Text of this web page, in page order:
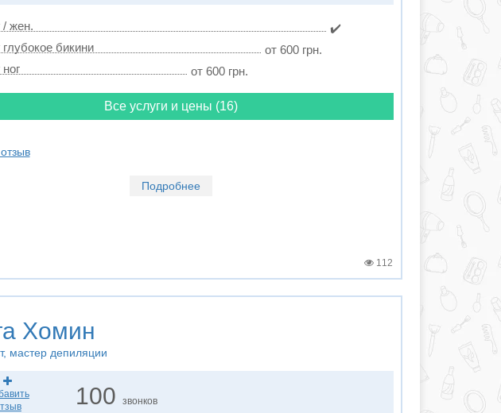
/ жен.
✔️
бикини
от 600 грн.
от 600 грн.
Все услуги и цены (16)
Подробнее
112
Хомин
мастер депиляции
100звонков